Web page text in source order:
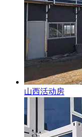
山西活动房